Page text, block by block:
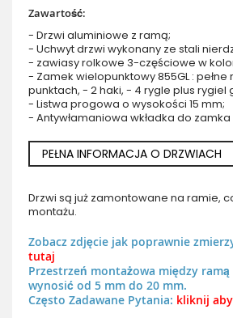
Zawartość:
- Drzwi aluminiowe z ramą;
- Uchwyt drzwi wykonany ze stali
- zawiasy rolkowe 3-częściowe w
- Zamek wielopunktowy 855GL : pełne
punktach, - 2 haki, - 4 rygle plus rygiel
- Listwa progowa o wysokości 15 mm;
- Antywłamaniowa wkładka do zamka
PEŁNA INFORMACJA O DRZWIACH
Drzwi są już zamontowane na ramie,
montażu.
Zobacz zdjęcie jak poprawnie
tutaj
Przestrzeń montażowa między ramą
wynosić od 5 mm do 20 mm.
Często Zadawane Pytania: kliknij